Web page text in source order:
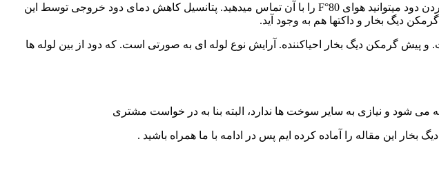
ویژگی پیش گرمکن دیگ بخار اختلاف های دمایی بالاتر است. و به جای استفاده از آب تغذیه 200°F برای سرد کردن دود میتوانید هوای 80°F را با آن تماس میدهید. پتانسیل کاهش دمای دود خروجی توسط این
دیگ بخار و داکتها هم به وجود آید.
گرمکن دیگ بخار احیاکننده. آرایش نوع لوله ای به صورتی است. که دود از بین لوله ها
شود و نیازی به سایر سوخت ها ندارد، البته بنا به در خواست مشتری
این مقاله را آماده کرده ایم پس در ادامه با ما همراه باشید .